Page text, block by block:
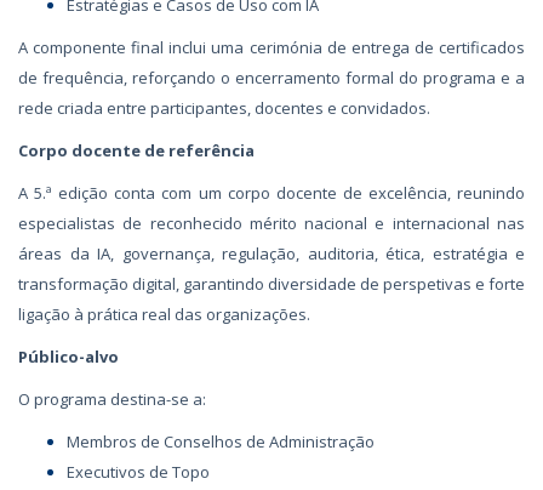
Estratégias e Casos de Uso com IA
A componente final inclui uma cerimónia de entrega de certificados
de frequência, reforçando o encerramento formal do programa e a
rede criada entre participantes, docentes e convidados.
Corpo docente de referência
A 5.ª edição conta com um corpo docente de excelência, reunindo
especialistas de reconhecido mérito nacional e internacional nas
áreas da IA, governança, regulação, auditoria, ética, estratégia e
transformação digital, garantindo diversidade de perspetivas e forte
ligação à prática real das organizações.
Público-alvo
O programa destina-se a:
Membros de Conselhos de Administração
Executivos de Topo